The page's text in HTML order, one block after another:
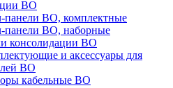
ВО
панели ВО, комплектные
панели ВО, наборные
консолидации ВО
и аксессуары для
ВО
кабельные ВО